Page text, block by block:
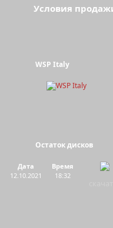
Условия
WSP Italy
Остаток дисков
Дата
12.10.2021
Время
18:32